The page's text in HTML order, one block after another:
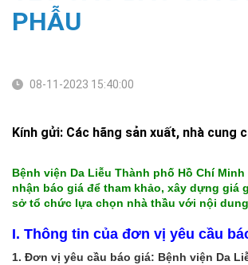
PHẪU
08-11-2023 15:40:00
Kính gửi: Các hãng sản xuất, nhà cung
Bệnh viện Da Liễu Thành phố Hồ Chí
nhận báo giá để tham khảo, xây dựng giá
sở tổ chức lựa chọn nhà thầu với nội
I. Thông tin của đơn vị yêu cầu
1. Đơn vị yêu cầu báo giá: Bệnh viện Da